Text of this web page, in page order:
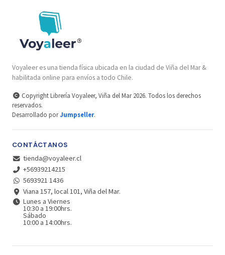
Voyaleer es una tienda física ubicada en la ciudad de Viña del Mar &
habilitada online para envíos a todo Chile.
Copyright Librería Voyaleer, Viña del Mar 2026. Todos los derechos
reservados.
Desarrollado porJumpseller.
CONTÁCTANOS
tienda@voyaleer.cl
+56939214215
5693921 1436
Viana 157, local 101, Viña del Mar.
Lunes a Viernes
10:30 a 19:00hrs.
Sábado
10:00 a 14:00hrs.